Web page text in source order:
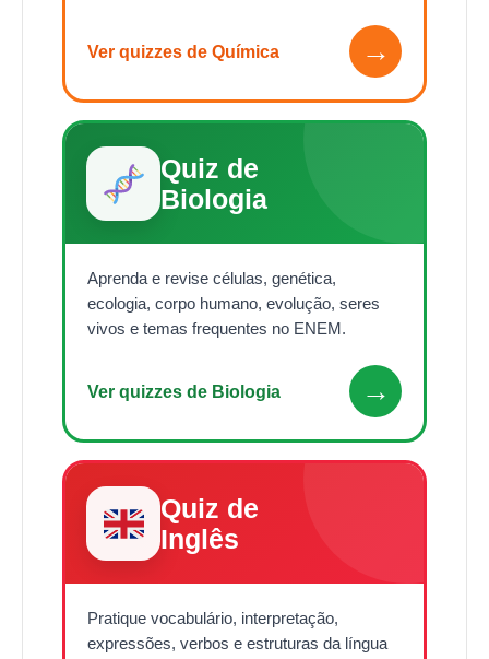
Ver quizzes de Química →
Quiz de
Biologia
Aprenda e revise células, genética,
ecologia, corpo humano, evolução, seres
vivos e temas frequentes no ENEM.
Ver quizzes de Biologia →
Quiz de
Inglês
Pratique vocabulário, interpretação,
expressões, verbos e estruturas da língua